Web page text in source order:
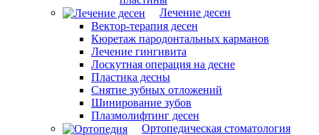
Лечение десен
Вектор-терапия десен
Кюретаж пародонтальных карманов
Лечение гингивита
Лоскутная операция на десне
Пластика десны
Снятие зубных отложений
Шинирование зубов
Плазмолифтинг десен
Ортопедическая стоматология